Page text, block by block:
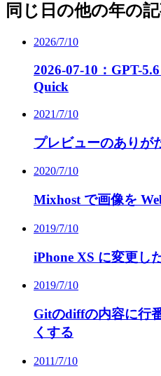
同じ日の他の年の
2026/7/10
2026-07-10：GPT-
Quick
2021/7/10
プレビューのありが
2020/7/10
Mixhost で画像を
2019/7/10
iPhone XS に変更し
2019/7/10
Gitのdiffの内容に行
くする
2011/7/10